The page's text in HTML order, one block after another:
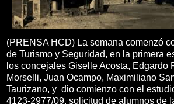
(PRENSA HCD) La semana comenzó
de Turismo y Seguridad, en la primera
los concejales Giselle Acosta, Edgardo
Morselli, Juan Ocampo, Maximiliano
Taurizano, y dio comienzo con el
4123-2977/09, solicitud de alumnos de